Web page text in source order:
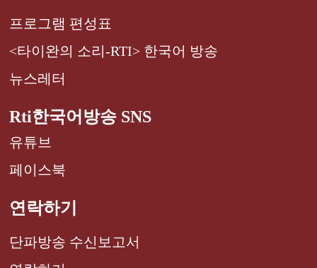
프로그램 편성표
<타이완의 소리-RTI> 한국어 방송
뉴스레터
Rti한국어방송 SNS
유튜브
페이스북
연락하기
단파방송 수신보고서